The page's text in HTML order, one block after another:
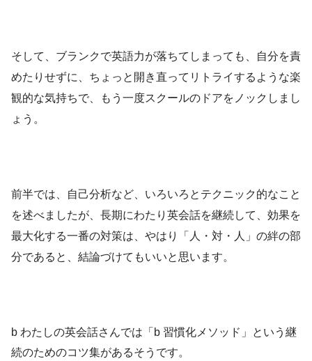
そして、ブランクで英語力が落ちてしまっても、自分を責
めたりせずに、ちょっと開き直ってリトライするような楽
観的な気持ちで、もう一度スクールのドアをノックしまし
ょう。
前半では、自己分析など、いろいろとテクニック的なこと
を述べましたが、長期にわたり英会話を継続して、効果を
最大化する一番の対策は、やはり「人・対・人」の絆の部
分であると、結論づけてもいいと思います。
b わたしの英会話さんでは「b 習慣化メソッド」という継
続のためのコツ集があるそうです。